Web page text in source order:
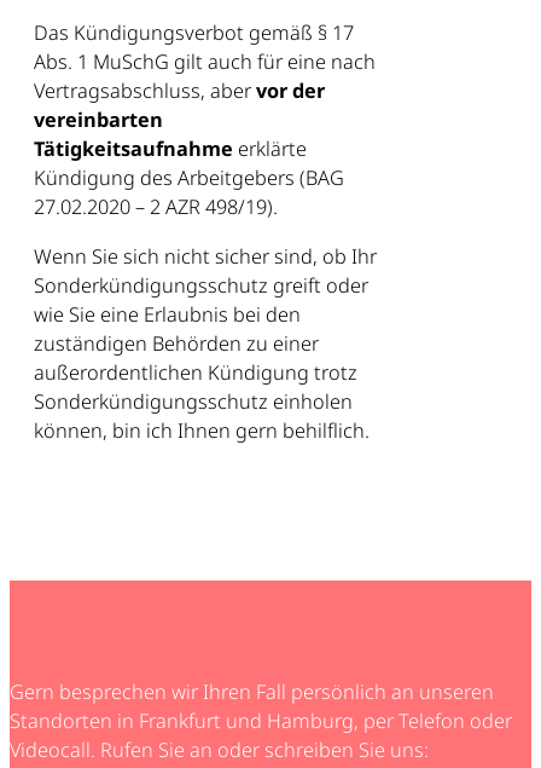
Das Kündigungsverbot gemäß § 17
Abs. 1 MuSchG gilt auch für eine nach
Vertragsabschluss, abervor der
vereinbarten
Tätigkeitsaufnahme erklärte
Kündigung des Arbeitgebers (BAG
27.02.2020 – 2 AZR 498/19).
Wenn Sie sich nicht sicher sind, ob Ihr
Sonderkündigungsschutz greift oder
wie Sie eine Erlaubnis bei den
zuständigen Behörden zu einer
außerordentlichen Kündigung trotz
Sonderkündigungsschutz einholen
können, bin ich Ihnen gern behilflich.
Gern besprechen wir Ihren Fall persönlich an unseren
Standorten in Frankfurt und Hamburg, per Telefon oder
Videocall. Rufen Sie an oder schreiben Sie uns: